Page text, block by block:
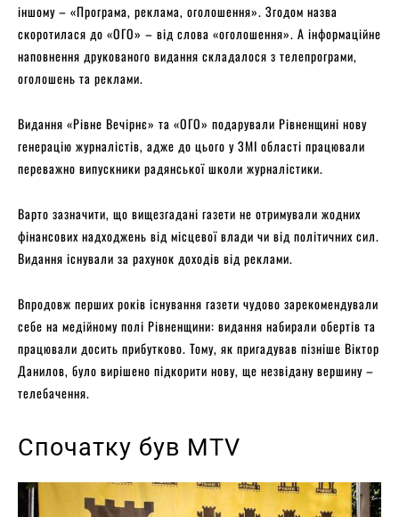
іншому – «Програма, реклама, оголошення». Згодом назва
скоротилася до «ОГО» – від слова «оголошення». А інформаційне
наповнення друкованого видання складалося з телепрограми,
оголошень та реклами.
Видання «Рівне Вечірнє» та «ОГО» подарували Рівненщині нову
генерацію журналістів, адже до цього у ЗМІ області працювали
переважно випускники радянської школи журналістики.
Варто зазначити, що вищезгадані газети не отримували жодних
фінансових надходжень від місцевої влади чи від політичних сил.
Видання існували за рахунок доходів від реклами.
Впродовж перших років існування газети чудово зарекомендували
себе на медійному полі Рівненщини: видання набирали обертів та
працювали досить прибутково. Тому, як пригадував пізніше Віктор
Данилов, було вирішено підкорити нову, ще незвідану вершину –
телебачення.
Спочатку був MTV